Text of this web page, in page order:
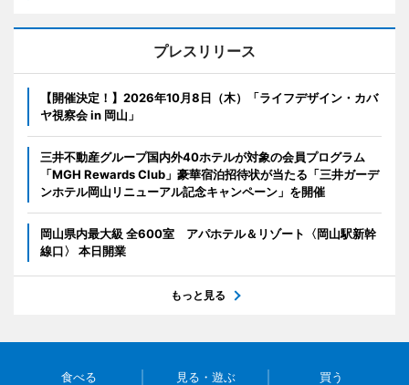
プレスリリース
【開催決定！】2026年10月8日（木）「ライフデザイン・カバ
ヤ視察会 in 岡山」
三井不動産グループ国内外40ホテルが対象の会員プログラム
「MGH Rewards Club」豪華宿泊招待状が当たる「三井ガーデ
ンホテル岡山リニューアル記念キャンペーン」を開催
岡山県内最大級 全600室 アパホテル＆リゾート〈岡山駅新幹
線口〉 本日開業
もっと見る
食べる 見る・遊ぶ 買う